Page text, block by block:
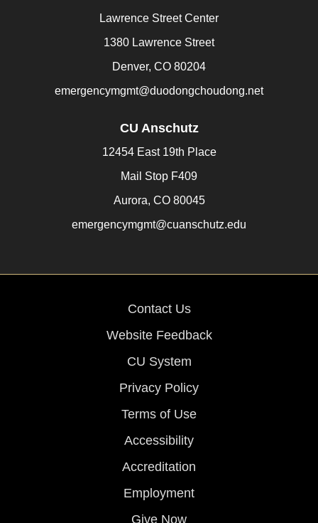
Lawrence Street Center
1380 Lawrence Street
Denver, CO 80204
emergencymgmt@duodongchoudong.net
CU Anschutz
12454 East 19th Place
Mail Stop F409
Aurora, CO 80045
emergencymgmt@cuanschutz.edu
Contact Us
Website Feedback
CU System
Privacy Policy
Terms of Use
Accessibility
Accreditation
Employment
Give Now